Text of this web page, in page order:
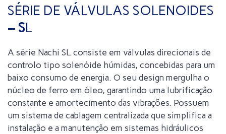
SÉRIE DE VÁLVULAS SOLENOIDES
– SL
A série Nachi SL consiste em válvulas direcionais de
controlo tipo solenóide húmidas, concebidas para um
baixo consumo de energia. O seu design mergulha o
núcleo de ferro em óleo, garantindo uma lubrificação
constante e amortecimento das vibrações. Possuem
um sistema de cablagem centralizada que simplifica a
instalação e a manutenção em sistemas hidráulicos